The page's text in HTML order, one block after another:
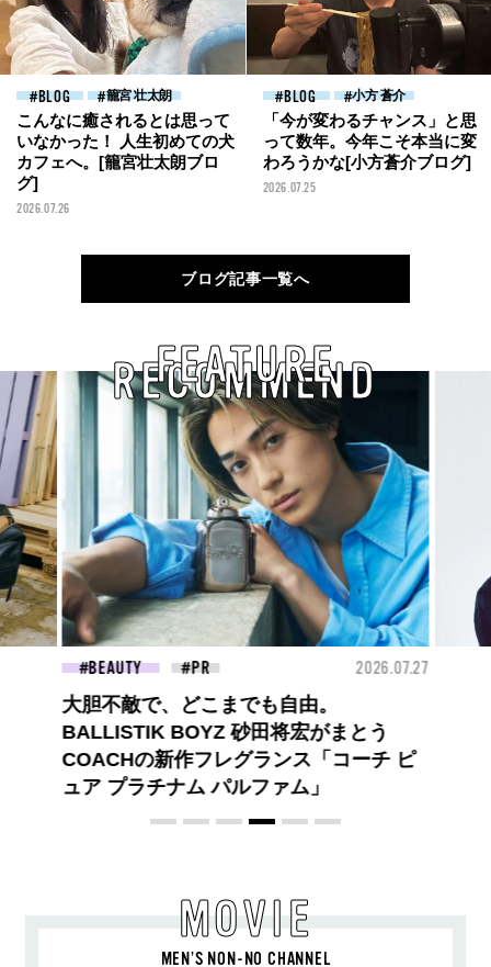
BLOG 籠宮 壮太朗
こんなに癒されるとは思って
いなかった！ 人生初めての犬
カフェへ。[籠宮壮太朗ブロ
グ]
2026.07.26
BLOG 小方 蒼介
「今が変わるチャンス」と思
って数年。今年こそ本当に変
わろうかな[小方蒼介ブログ]
2026.07.25
ブログ記事一覧へ
RECOMMEND
FEATURE
FASHION 2026.07.09
【PRADA × NI-KI(ENHYPEN)】時をかけ
る、ニューモード
MOVIE
MEN’S NON-NO CHANNEL